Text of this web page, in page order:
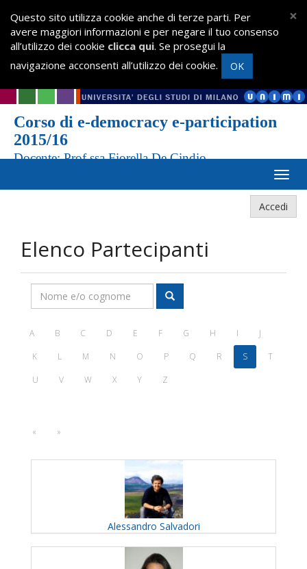
×
Questo sito utilizza cookie anche di terze parti. Per
avere maggiori informazioni e per negare il tuo consenso
all’utilizzo dei cookie clicca qui. Se prosegui la
navigazione acconsenti all’utilizzo dei cookie.
OK
Corso di e-democracy e-participation
2015/16
Docente: Prof.ssa Fiorella De Cindio
Accedi
Elenco Partecipanti
A B C D E F G H I
J
K
L M N O P Q R S
T
U
V W X Y Z
« »
Alessandro Salvadori